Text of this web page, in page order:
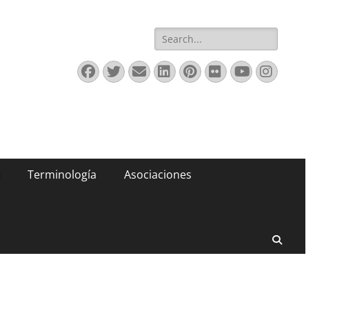
Buscar:
Facebook
Twitter
Correo
electrónico
LinkedIn
Pinterest
FlickrYouTube
Instagram
Terminología Asociaciones